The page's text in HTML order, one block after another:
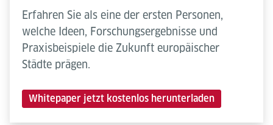
Erfahren Sie als eine der ersten Personen,
welche Ideen, Forschungsergebnisse und
Praxisbeispiele die Zukunft europäischer
Städte prägen.
Whitepaper jetzt kostenlos herunterladen